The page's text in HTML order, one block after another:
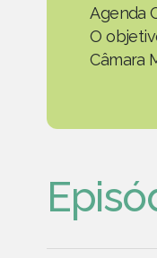
Agenda
O
Câmara